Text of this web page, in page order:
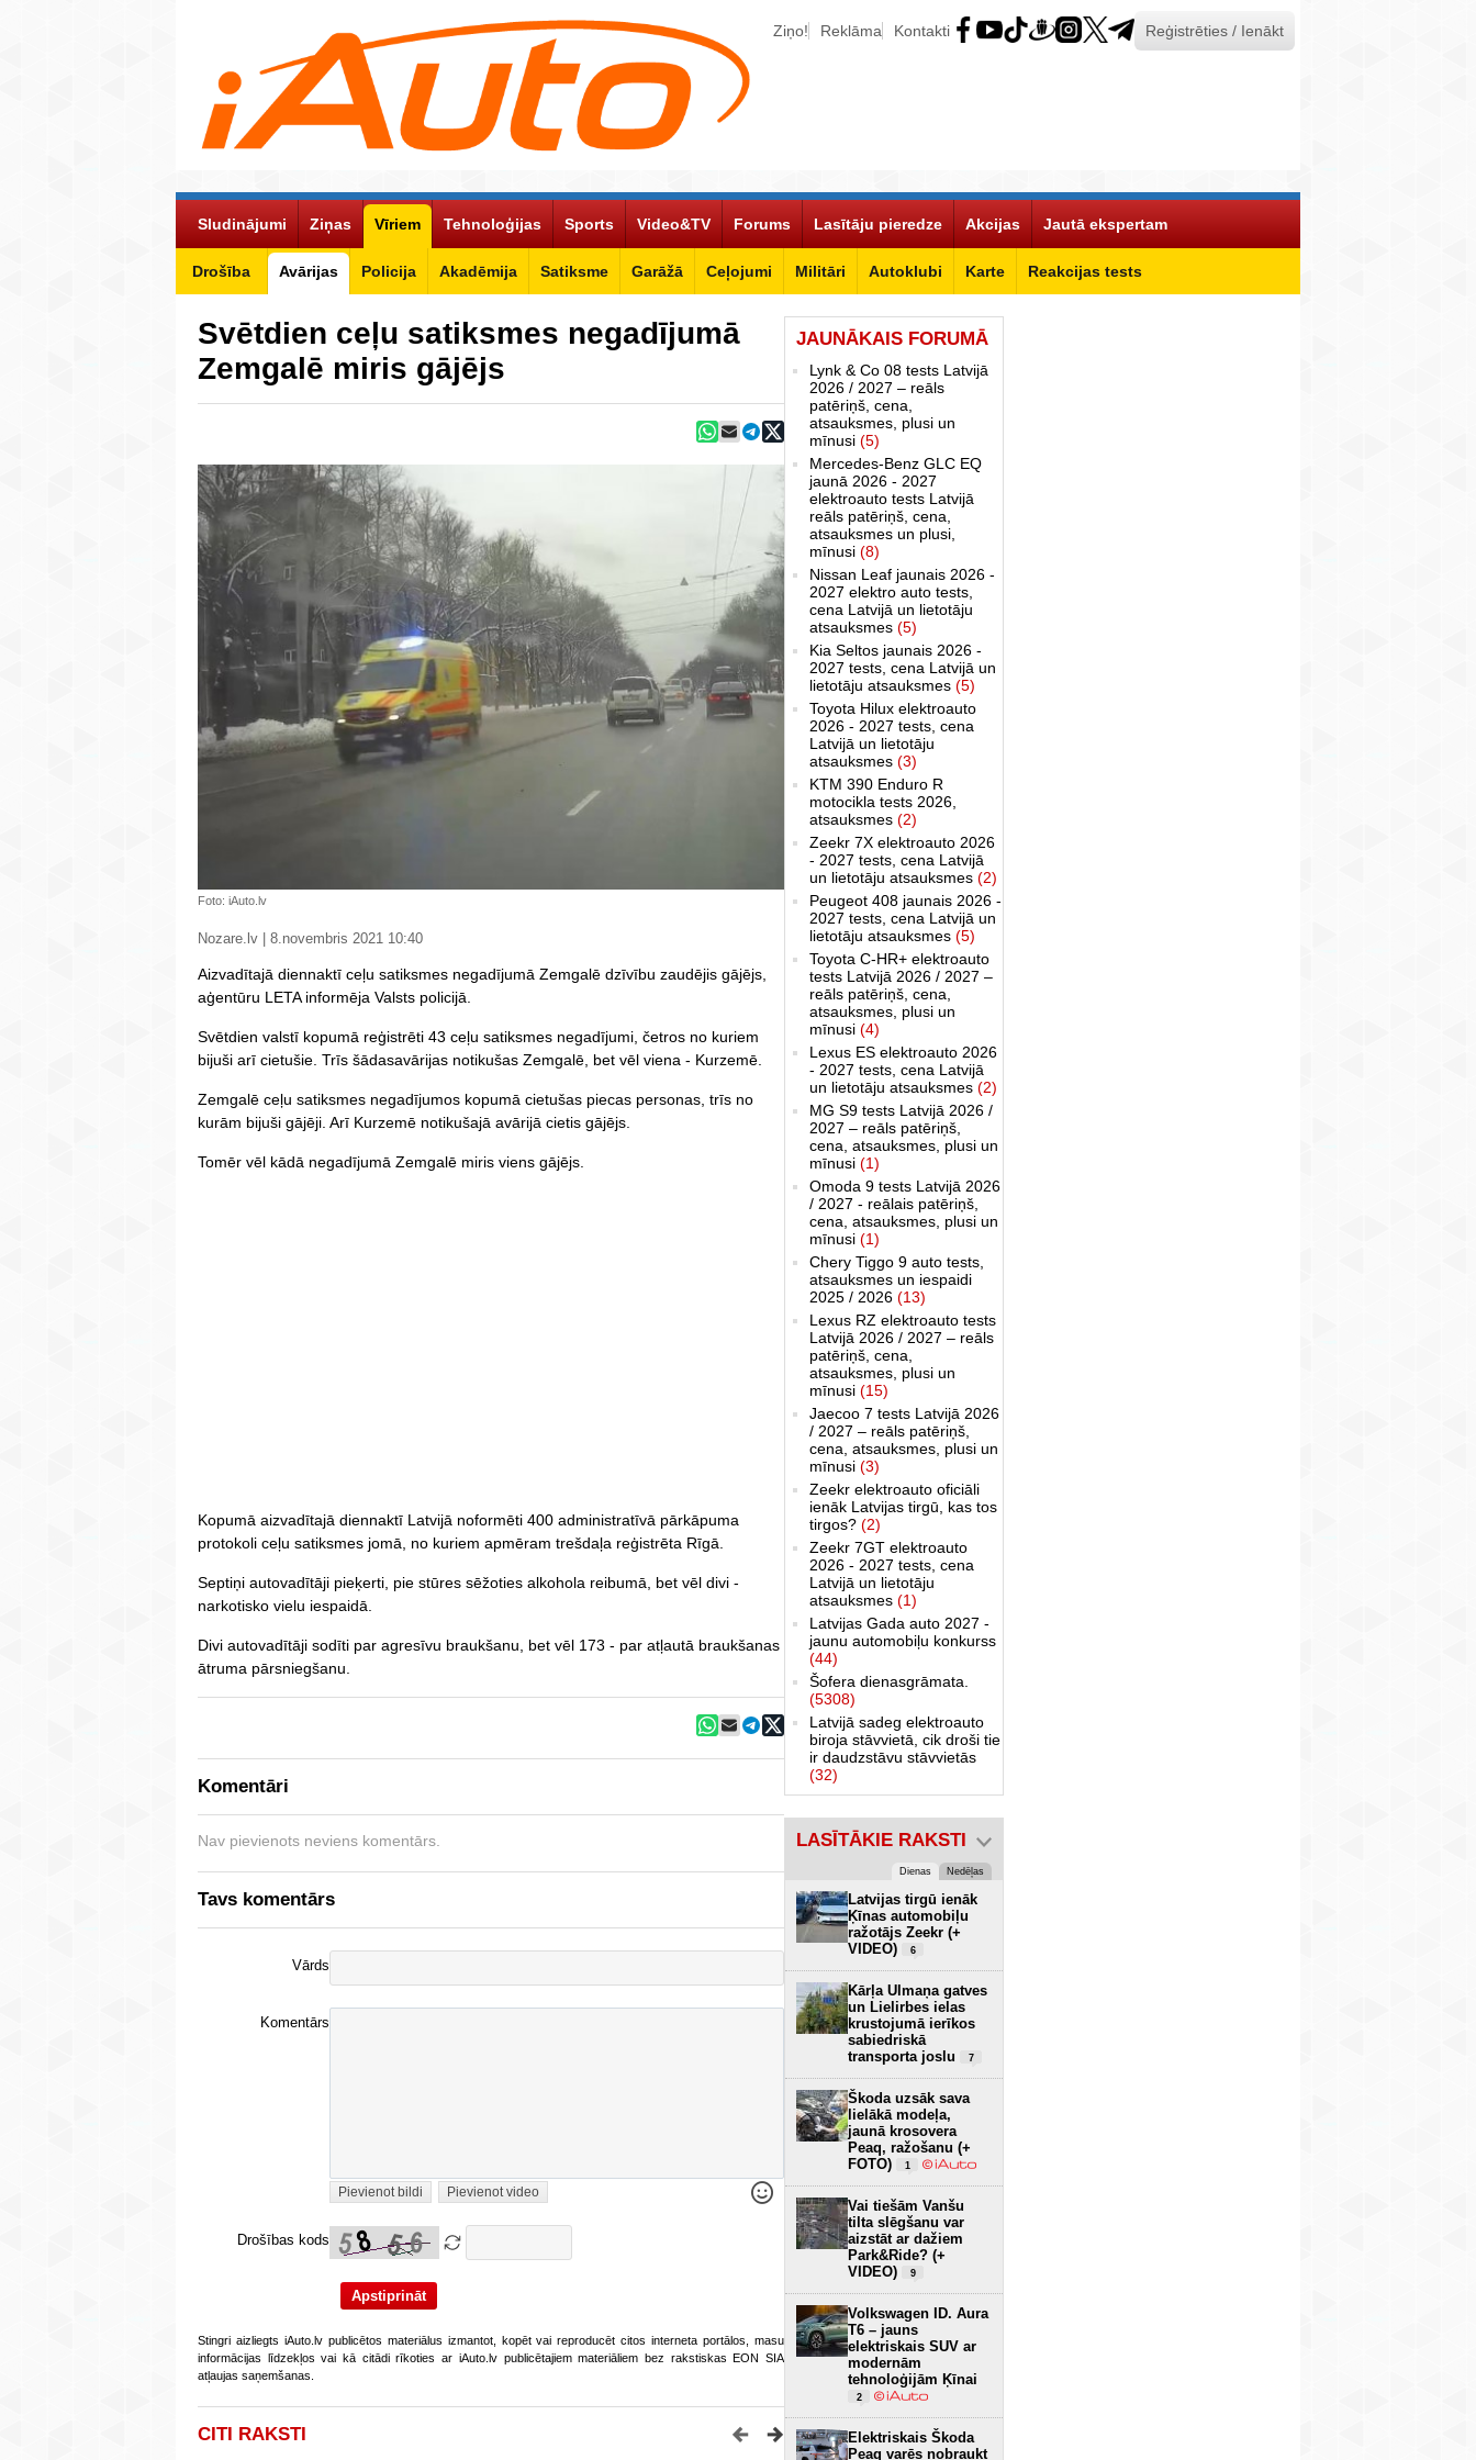
Ziņo! Reklāma Kontakti Reģistrēties / Ienākt
Sludinājumi Ziņas Vīriem
Drošība Avārijas Policija Akadēmija Satiksme Garāžā Ceļojumi Militāri Autoklubi Karte Reakcijas tests
Tehnoloģijas Sports Video&TV Forums Lasītāju pieredze Akcijas Jautā ekspertam
Svētdien ceļu satiksmes negadījumā
Zemgalē miris gājējs
Foto: iAuto.lv
Nozare.lv | 8.novembris 2021 10:40
Aizvadītajā diennaktī ceļu satiksmes negadījumā Zemgalē dzīvību zaudējis gājējs,
aģentūru LETA informēja Valsts policijā.
Svētdien valstī kopumā reģistrēti 43 ceļu satiksmes negadījumi, četros no kuriem
bijuši arī cietušie. Trīs šādasavārijas notikušas Zemgalē, bet vēl viena - Kurzemē.
Zemgalē ceļu satiksmes negadījumos kopumā cietušas piecas personas, trīs no
kurām bijuši gājēji. Arī Kurzemē notikušajā avārijā cietis gājējs.
Tomēr vēl kādā negadījumā Zemgalē miris viens gājējs.
Kopumā aizvadītajā diennaktī Latvijā noformēti 400 administratīvā pārkāpuma
protokoli ceļu satiksmes jomā, no kuriem apmēram trešdaļa reģistrēta Rīgā.
Septiņi autovadītāji pieķerti, pie stūres sēžoties alkohola reibumā, bet vēl divi -
narkotisko vielu iespaidā.
Divi autovadītāji sodīti par agresīvu braukšanu, bet vēl 173 - par atļautā braukšanas
ātruma pārsniegšanu.
Komentāri
Nav pievienots neviens komentārs.
Tavs komentārs
Vārds
Komentārs
Pievienot bildi Pievienot video
Drošības kods
Stingri aizliegts iAuto.lv publicētos materiālus izmantot, kopēt vai reproducēt citos interneta portālos, masu
informācijas līdzekļos vai kā citādi rīkoties ar iAuto.lv publicētajiem materiāliem bez rakstiskas EON SIA
atļaujas saņemšanas.
CITI RAKSTI
JAUNĀKAIS FORUMĀ
Lynk & Co 08 tests Latvijā
2026 / 2027 – reāls
patēriņš, cena,
atsauksmes, plusi un
mīnusi (5)
Mercedes-Benz GLC EQ
jaunā 2026 - 2027
elektroauto tests Latvijā
reāls patēriņš, cena,
atsauksmes un plusi,
mīnusi (8)
Nissan Leaf jaunais 2026 -
2027 elektro auto tests,
cena Latvijā un lietotāju
atsauksmes (5)
Kia Seltos jaunais 2026 -
2027 tests, cena Latvijā un
lietotāju atsauksmes (5)
Toyota Hilux elektroauto
2026 - 2027 tests, cena
Latvijā un lietotāju
atsauksmes (3)
KTM 390 Enduro R
motocikla tests 2026,
atsauksmes (2)
Zeekr 7X elektroauto 2026
- 2027 tests, cena Latvijā
un lietotāju atsauksmes (2)
Peugeot 408 jaunais 2026 -
2027 tests, cena Latvijā un
lietotāju atsauksmes (5)
Toyota C-HR+ elektroauto
tests Latvijā 2026 / 2027 –
reāls patēriņš, cena,
atsauksmes, plusi un
mīnusi (4)
Lexus ES elektroauto 2026
- 2027 tests, cena Latvijā
un lietotāju atsauksmes (2)
MG S9 tests Latvijā 2026 /
2027 – reāls patēriņš,
cena, atsauksmes, plusi un
mīnusi (1)
Omoda 9 tests Latvijā 2026
/ 2027 - reālais patēriņš,
cena, atsauksmes, plusi un
mīnusi (1)
Chery Tiggo 9 auto tests,
atsauksmes un iespaidi
2025 / 2026 (13)
Lexus RZ elektroauto tests
Latvijā 2026 / 2027 – reāls
patēriņš, cena,
atsauksmes, plusi un
mīnusi (15)
Jaecoo 7 tests Latvijā 2026
/ 2027 – reāls patēriņš,
cena, atsauksmes, plusi un
mīnusi (3)
Zeekr elektroauto oficiāli
ienāk Latvijas tirgū, kas tos
tirgos? (2)
Zeekr 7GT elektroauto
2026 - 2027 tests, cena
Latvijā un lietotāju
atsauksmes (1)
Latvijas Gada auto 2027 -
jaunu automobiļu konkurss
(44)
Šofera dienasgrāmata.
(5308)
Latvijā sadeg elektroauto
biroja stāvvietā, cik droši tie
ir daudzstāvu stāvvietās
(32)
LASĪTĀKIE RAKSTI
Dienas Nedēļas
Latvijas tirgū ienāk
Ķīnas automobiļu
ražotājs Zeekr (+
VIDEO)
6
Kārļa Ulmaņa gatves
un Lielirbes ielas
krustojumā ierīkos
sabiedriskā
transporta joslu
7
Škoda uzsāk sava
lielākā modeļa,
jaunā krosovera
Peaq, ražošanu (+
FOTO)
1
Vai tiešām Vanšu
tilta slēgšanu var
aizstāt ar dažiem
Park&Ride? (+
VIDEO)
9
Volkswagen ID. Aura
T6 – jauns
elektriskais SUV ar
modernām
tehnoloģijām Ķīnai
2
Elektriskais Škoda
Peaq varēs nobraukt